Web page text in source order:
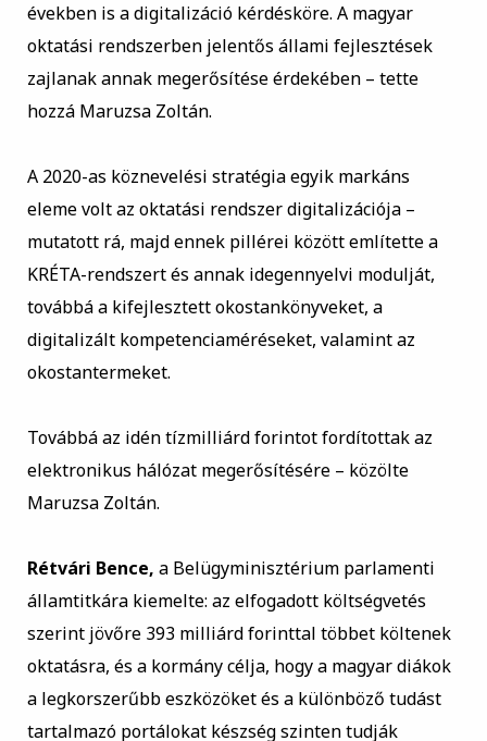
években is a digitalizáció kérdésköre. A magyar
oktatási rendszerben jelentős állami fejlesztések
zajlanak annak megerősítése érdekében – tette
hozzá Maruzsa Zoltán.
A 2020-as köznevelési stratégia egyik markáns
eleme volt az oktatási rendszer digitalizációja –
mutatott rá, majd ennek pillérei között említette a
KRÉTA-rendszert és annak idegennyelvi modulját,
továbbá a kifejlesztett okostankönyveket, a
digitalizált kompetenciaméréseket, valamint az
okostantermeket.
Továbbá az idén tízmilliárd forintot fordítottak az
elektronikus hálózat megerősítésére – közölte
Maruzsa Zoltán.
Rétvári Bence, a Belügyminisztérium parlamenti
államtitkára kiemelte: az elfogadott költségvetés
szerint jövőre 393 milliárd forinttal többet költenek
oktatásra, és a kormány célja, hogy a magyar diákok
a legkorszerűbb eszközöket és a különböző tudást
tartalmazó portálokat készség szinten tudják